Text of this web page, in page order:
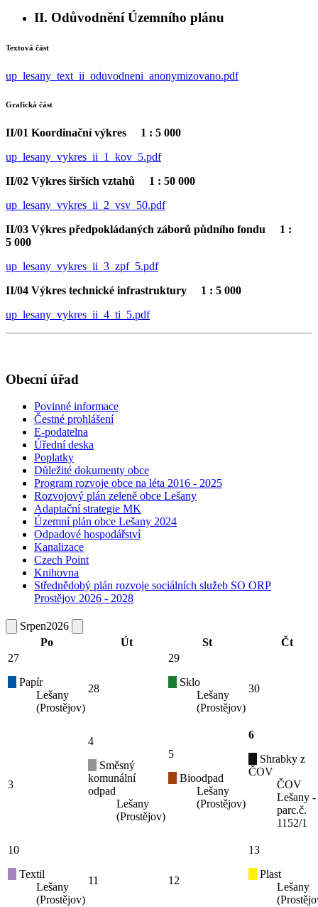
II. Odůvodnění Územního plánu
Textová část
up_lesany_text_ii_oduvodneni_anonymizovano.pdf
Grafická část
II/01 Koordinační výkres 1 : 5 000
up_lesany_vykres_ii_1_kov_5.pdf
II/02 Výkres širších vztahů 1 : 50 000
up_lesany_vykres_ii_2_vsv_50.pdf
II/03 Výkres předpokládaných záborů půdního fondu 1 :
5 000
up_lesany_vykres_ii_3_zpf_5.pdf
II/04 Výkres technické infrastruktury 1 : 5 000
up_lesany_vykres_ii_4_ti_5.pdf
Obecní úřad
Povinné informace
Čestné prohlášení
E-podatelna
Úřední deska
Poplatky
Důležité dokumenty obce
Program rozvoje obce na léta 2016 - 2025
Rozvojový plán zeleně obce Lešany
Adaptační strategie MK
Územní plán obce Lešany 2024
Odpadové hospodářství
Kanalizace
Czech Point
Knihovna
Střednědobý plán rozvoje sociálních služeb SO ORP
Prostějov 2026 - 2028
Srpen2026
Po
Út St
Čt
27
Papír
Lešany
(Prostějov)
28
29
Sklo
Lešany
(Prostějov)
30
3
4
Směsný
komunální
odpad
Lešany
(Prostějov)
5
Bioodpad
Lešany
(Prostějov)
6
Shrabky z
ČOV
ČOV
Lešany -
parc.č.
1152/1
10
Textil
Lešany
(Prostějov)
11 12
13
Plast
Lešany